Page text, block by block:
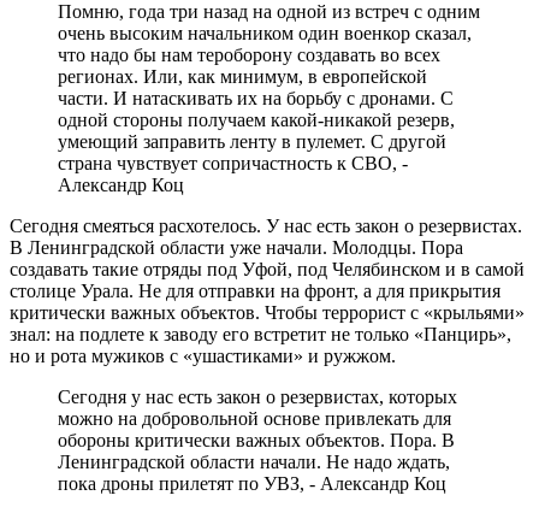
Помню, года три назад на одной из встреч с одним
очень высоким начальником один военкор сказал,
что надо бы нам тероборону создавать во всех
регионах. Или, как минимум, в европейской
части. И натаскивать их на борьбу с дронами. С
одной стороны получаем какой-никакой резерв,
умеющий заправить ленту в пулемет. С другой
страна чувствует сопричастность к СВО, -
Александр Коц
Сегодня смеяться расхотелось. У нас есть закон о резервистах.
В Ленинградской области уже начали. Молодцы. Пора
создавать такие отряды под Уфой, под Челябинском и в самой
столице Урала. Не для отправки на фронт, а для прикрытия
критически важных объектов. Чтобы террорист с «крыльями»
знал: на подлете к заводу его встретит не только «Панцирь»,
но и рота мужиков с «ушастиками» и ружжом.
Сегодня у нас есть закон о резервистах, которых
можно на добровольной основе привлекать для
обороны критически важных объектов. Пора. В
Ленинградской области начали. Не надо ждать,
пока дроны прилетят по УВЗ, - Александр Коц